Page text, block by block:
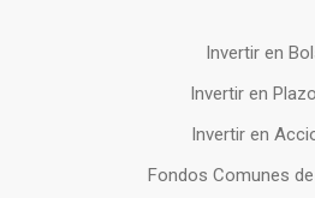
Invertir en
Invertir en
Invertir en
Fondos Comunes